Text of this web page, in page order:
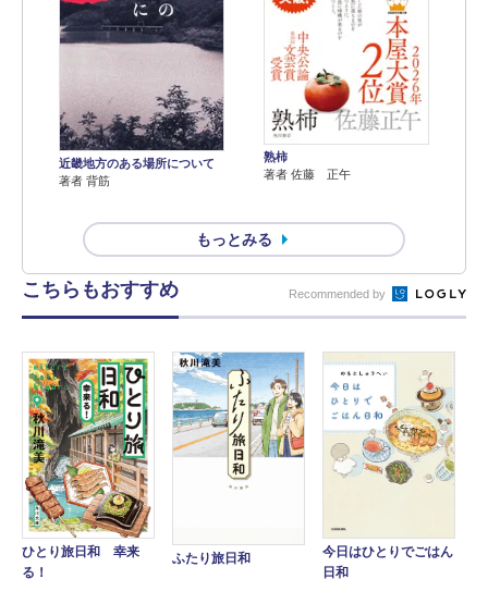
近畿地方のある場所について
著者 背筋
熟柿
著者 佐藤 正午
もっとみる
こちらもおすすめ Recommended by
ひとり旅日和 幸来
る！
ふたり旅日和
今日はひとりでごはん
日和